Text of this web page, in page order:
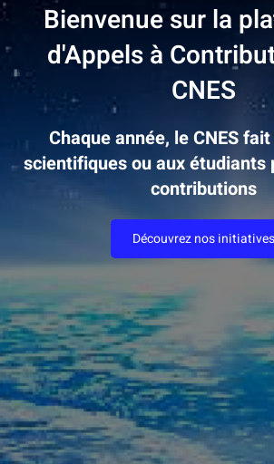
Bienvenue sur la
d'Appels à
CNES
Chaque année, le CNES
scientifiques ou aux étudiants
contributions
Découvrez nos initiatives